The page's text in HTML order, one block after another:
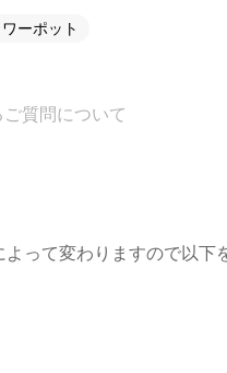
ーポット
質問について
って変わりますので以下